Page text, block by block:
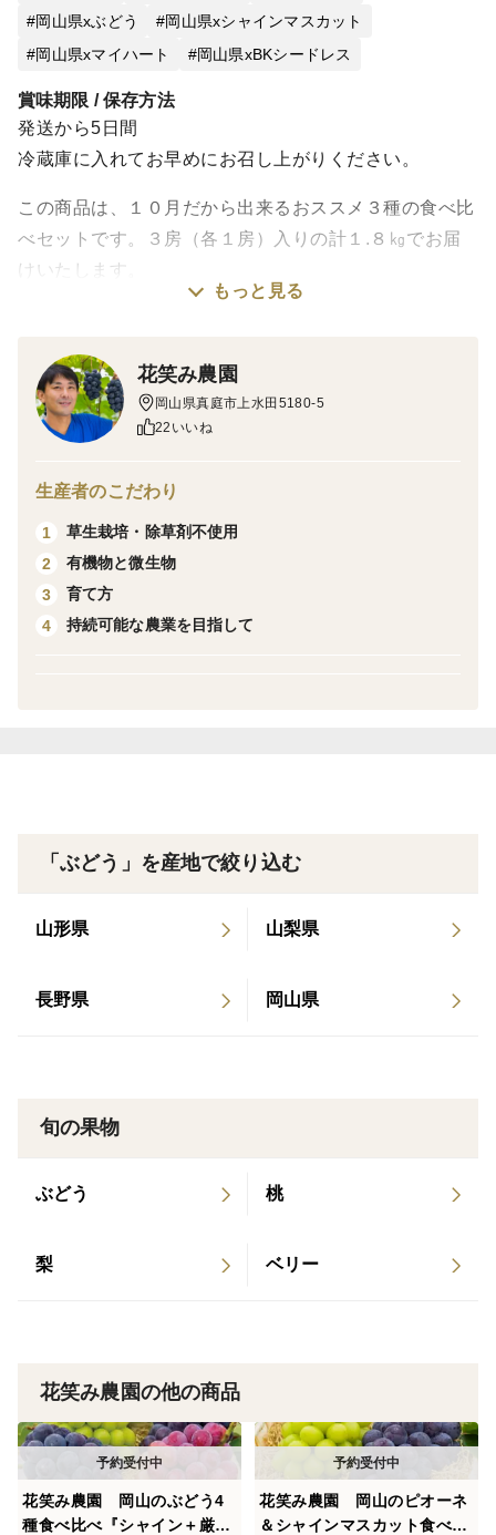
岡山県xぶどう
岡山県xシャインマスカット
岡山県xマイハート
岡山県xBKシードレス
賞味期限 / 保存方法
発送から5日間
冷蔵庫に入れてお早めにお召し上がりください。
この商品は、１０月だから出来るおススメ３種の食べ比
べセットです。３房（各１房）入りの計１.８㎏でお届
けいたします。
たくさん食べたい方向けのご自宅用の商品です。
※ご家庭用は、贈答用と比べると、粒が小さかったり、
房の形や色付きが悪い場合があります。
※品種のご指定はできません。
時期のオーロラは完熟で甘さが際立ちます。
少なく、とにかく甘いです。皮離れが良く、口に入れる
シャインより皮が薄く皮ごと食べられ何個でも食べてし
🍇マスカ・サーティーンは、シャインの子供で、シャイ
く、シャインよりもおいしいと注目の品種です。
の皮ごと食べれ、旨味・コクがあります。
🍇マイハートは、シャインの子供で、赤色の皮ごと食べ
もっと見る
花笑み農園
岡山県真庭市上水田5180-5
22いいね
生産者のこだわり
1
草生栽培・除草剤不使用
2
有機物と微生物
3
育て方
4
持続可能な農業を目指して
「ぶどう」を産地で絞り込む
山形県 山梨県
長野県 岡山県
旬の果物
ぶどう 桃
梨 ベリー
花笑み農園の他の商品
花笑み農園 岡山のぶどう4
種食べ比べ『シャイン＋厳選
花笑み農園 岡山のピオーネ
＆シャインマスカット食べ比